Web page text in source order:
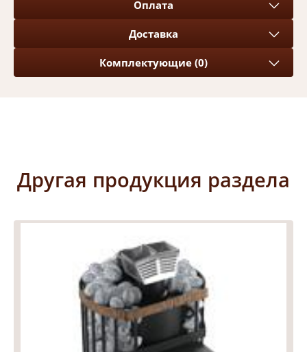
Оплата
Доставка
Комплектующие (0)
Другая продукция раздела